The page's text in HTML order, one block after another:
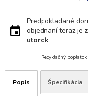
Predpokladané
objednaní teraz je
utorok
Recyklačný
Popis Špecifikácia